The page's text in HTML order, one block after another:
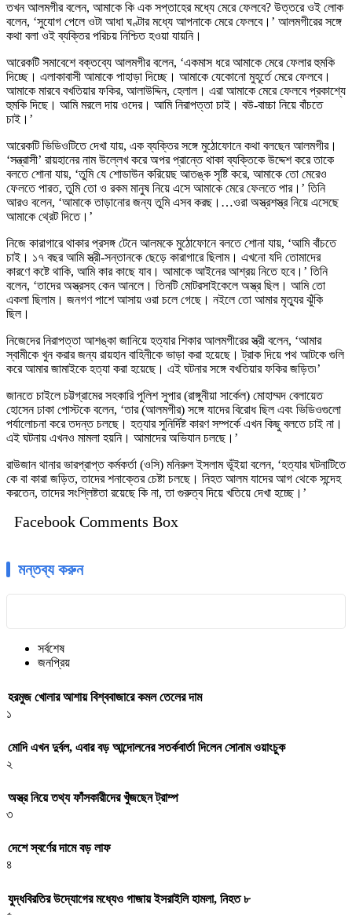
তখন আলমগীর বলেন, আমাকে কি এক সপ্তাহের মধ্যে মেরে ফেলবে? উত্তরে ওই লোক
বলেন, ‘সুযোগ পেলে ওটা আধা ঘণ্টার মধ্যে আপনাকে মেরে ফেলবে।’ আলমগীরের সঙ্গে
কথা বলা ওই ব্যক্তির পরিচয় নিশ্চিত হওয়া যায়নি।
আরেকটি সমাবেশে বক্তব্যে আলমগীর বলেন, ‘একমাস ধরে আমাকে মেরে ফেলার হুমকি
দিচ্ছে। এলাকাবাসী আমাকে পাহাড়া দিচ্ছে। আমাকে যেকোনো মুহূর্তে মেরে ফেলবে।
আমাকে মারবে বখতিয়ার ফকির, আলাউদ্দিন, হেলাল। এরা আমাকে মেরে ফেলবে প্রকাশ্যে
হুমকি দিছে। আমি মরলে দায় ওদের। আমি নিরাপত্তা চাই। বউ-বাচ্চা নিয়ে বাঁচতে
চাই।’
আরেকটি ভিডিওটিতে দেখা যায়, এক ব্যক্তির সঙ্গে মুঠোফোনে কথা বলছেন আলমগীর।
‘সন্ত্রাসী’ রায়হানের নাম উল্লেখ করে অপর প্রান্তে থাকা ব্যক্তিকে উদ্দেশ করে তাকে
বলতে শোনা যায়, ‘তুমি যে শোডাউন করিয়েছ আতঙ্ক সৃষ্টি করে, আমাকে তো মেরেও
ফেলতে পারত, তুমি তো ও রকম মানুষ নিয়ে এসে আমাকে মেরে ফেলতে পার।’ তিনি
আরও বলেন, ‘আমাকে তাড়ানোর জন্য তুমি এসব করছ।…ওরা অস্ত্রশস্ত্র নিয়ে এসেছে
আমাকে থ্রেট দিতে।’
নিজে কারাগারে থাকার প্রসঙ্গ টেনে আলমকে মুঠোফোনে বলতে শোনা যায়, ‘আমি বাঁচতে
চাই। ১৭ বছর আমি স্ত্রী-সন্তানকে ছেড়ে কারাগারে ছিলাম। এখনো যদি তোমাদের
কারণে কষ্টে থাকি, আমি কার কাছে যাব। আমাকে আইনের আশ্রয় নিতে হবে।’ তিনি
বলেন, ‘তাদের অস্ত্রসহ কেন আনলে। তিনটি মোটরসাইকেলে অস্ত্র ছিল। আমি তো
একলা ছিলাম। জনগণ পাশে আসায় ওরা চলে গেছে। নইলে তো আমার মৃত্যুর ঝুঁকি
ছিল।
নিজেদের নিরাপত্তা আশঙ্কা জানিয়ে হত্যার শিকার আলমগীরের স্ত্রী বলেন, ‘আমার
স্বামীকে খুন করার জন্য রায়হান বাহিনীকে ভাড়া করা হয়েছে। ট্রাক দিয়ে পথ আটকে গুলি
করে আমার জামাইকে হত্যা করা হয়েছে। এই ঘটনার সঙ্গে বখতিয়ার ফকির জড়িত৷’
জানতে চাইলে চট্টগ্রামের সহকারি পুলিশ সুপার (রাঙ্গুনীয়া সার্কেল) মোহাম্মদ বেলায়েত
হোসেন ঢাকা পোস্টকে বলেন, ‘তার (আলমগীর) সঙ্গে যাদের বিরোধ ছিল এবং ভিডিওগুলো
পর্যালোচনা করে তদন্ত চলছে। হত্যার সুনির্দিষ্ট কারণ সম্পর্কে এখন কিছু বলতে চাই না।
এই ঘটনায় এখনও মামলা হয়নি। আমাদের অভিযান চলছে।’
রাউজান থানার ভারপ্রাপ্ত কর্মকর্তা (ওসি) মনিরুল ইসলাম ভূঁইয়া বলেন, ‘হত্যার ঘটনাটিতে
কে বা কারা জড়িত, তাদের শনাক্তের চেষ্টা চলছে। নিহত আলম যাদের আগ থেকে সন্দেহ
করতেন, তাদের সংশ্লিষ্টতা রয়েছে কি না, তা গুরুত্ব দিয়ে খতিয়ে দেখা হচ্ছে।’
Facebook Comments Box
মন্তব্য করুন
সর্বশেষ
জনপ্রিয়
হরমুজ খোলার আশায় বিশ্ববাজারে কমল তেলের দাম
১
মোদি এখন দুর্বল, এবার বড় আন্দোলনের সতর্কবার্তা দিলেন সোনাম ওয়াংচুক
২
অস্ত্র নিয়ে তথ্য ফাঁসকারীদের খুঁজছেন ট্রাম্প
৩
দেশে স্বর্ণের দামে বড় লাফ
৪
যুদ্ধবিরতির উদ্যোগের মধ্যেও গাজায় ইসরাইলি হামলা, নিহত ৮